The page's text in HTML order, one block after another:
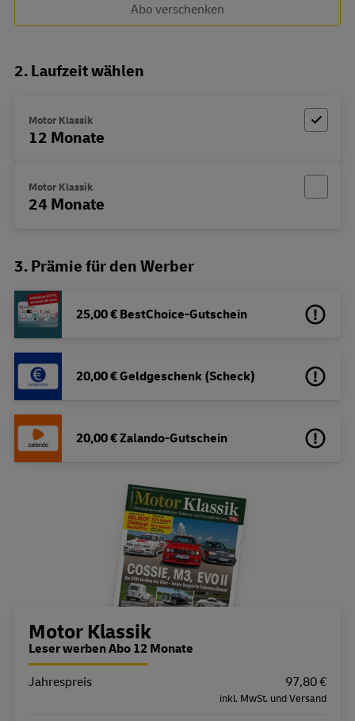
Abo verschenken
2. Laufzeit wählen
Motor Klassik
12 Monate
Motor Klassik
24 Monate
3. Prämie für den Werber
25,00 € BestChoice-Gutschein
20,00 € Geldgeschenk (Scheck)
20,00 € Zalando-Gutschein
Bestellübersicht
Motor Klassik
Leser werben Abo 12 Monate
Eigenschaft
Jahrespreis 97,80 €
inkl. MwSt. und Versand